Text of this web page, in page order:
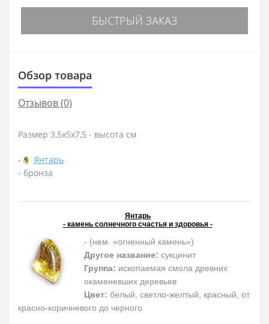
БЫСТРЫЙ ЗАКАЗ
Обзор товара
Отзывов (0)
Размер 3,5х5х7,5 - высота см
-
Янтарь
- бронза
Янтарь
- камень солнечного счастья и здоровья -
- (нем. «огненный камень»)
Другое название: сукцинит
Группа: ископаемая смола древних
окаменевших деревьев
Цвет: белый, светло-желтый, красный, от
красно-коричневого до черного